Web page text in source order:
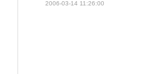
2006-03-14 11:26:00